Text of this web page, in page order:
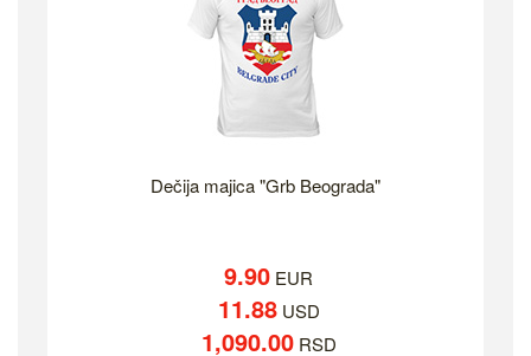
Dečija majica "Grb Beograda"
9.90 EUR
11.88USD
1,090.00RSD